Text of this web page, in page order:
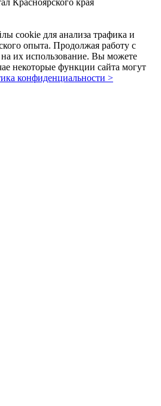
Красноярского края
cookie для анализа трафика и
опыта. Продолжая работу с
их использование. Вы можете
некоторые функции сайта могут
конфиденциальности >